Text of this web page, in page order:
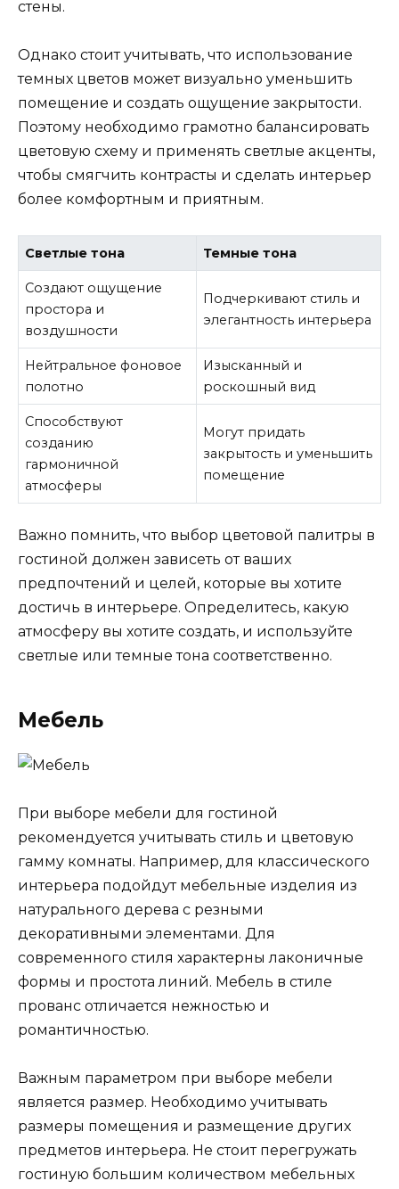
стены.
Однако стоит учитывать, что использование
темных цветов может визуально уменьшить
помещение и создать ощущение закрытости.
Поэтому необходимо грамотно балансировать
цветовую схему и применять светлые акценты,
чтобы смягчить контрасты и сделать интерьер
более комфортным и приятным.
Светлые тона Темные тона
Создают ощущение
простора и
воздушности
Подчеркивают стиль и
элегантность интерьера
Нейтральное фоновое
полотно
Изысканный и
роскошный вид
Способствуют
созданию
гармоничной
атмосферы
Могут придать
закрытость и уменьшить
помещение
Важно помнить, что выбор цветовой палитры в
гостиной должен зависеть от ваших
предпочтений и целей, которые вы хотите
достичь в интерьере. Определитесь, какую
атмосферу вы хотите создать, и используйте
светлые или темные тона соответственно.
Мебель
При выборе мебели для гостиной
рекомендуется учитывать стиль и цветовую
гамму комнаты. Например, для классического
интерьера подойдут мебельные изделия из
натурального дерева с резными
декоративными элементами. Для
современного стиля характерны лаконичные
формы и простота линий. Мебель в стиле
прованс отличается нежностью и
романтичностью.
Важным параметром при выборе мебели
является размер. Необходимо учитывать
размеры помещения и размещение других
предметов интерьера. Не стоит перегружать
гостиную большим количеством мебельных